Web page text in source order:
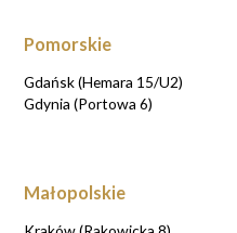
Pomorskie
Gdańsk (Hemara 15/U2)
Gdynia (Portowa 6)
Małopolskie